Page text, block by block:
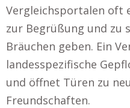
Vergleichsportalen oft
zur Begrüßung und zu
Bräuchen geben. Ein
landesspezifische
und öffnet Türen zu
Freundschaften.